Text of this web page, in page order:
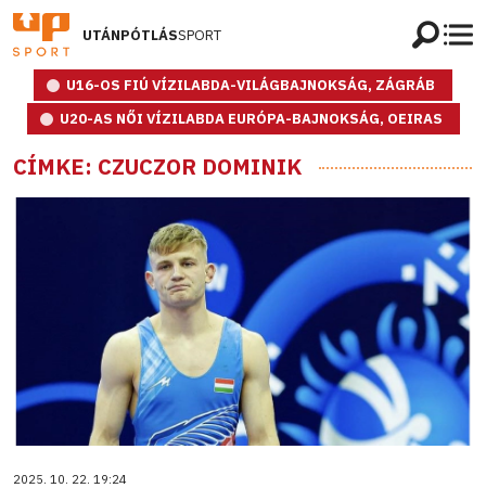
UTÁNPÓTLÁSSPORT
U16-OS FIÚ VÍZILABDA-VILÁGBAJNOKSÁG, ZÁGRÁB
U20-AS NŐI VÍZILABDA EURÓPA-BAJNOKSÁG, OEIRAS
CÍMKE: CZUCZOR DOMINIK
2025. 10. 22. 19:24